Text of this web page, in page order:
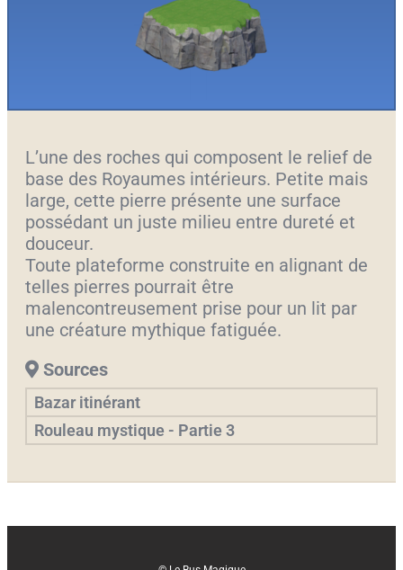
L’une des roches qui composent le relief de
base des Royaumes intérieurs. Petite mais
large, cette pierre présente une surface
possédant un juste milieu entre dureté et
douceur.
Toute plateforme construite en alignant de
telles pierres pourrait être
malencontreusement prise pour un lit par
une créature mythique fatiguée.
Sources
Bazar itinérant
Rouleau mystique - Partie 3